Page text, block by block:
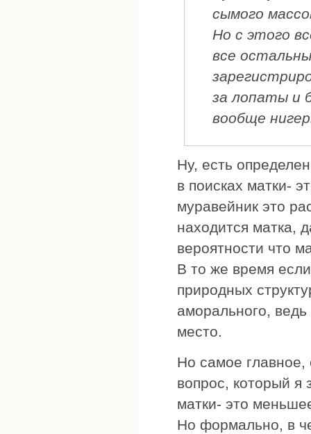
сымого
Но с этого
все
за лопаты и
вообще
Ну, есть
в поисках матки-
муравейник это
находится матка,
вероятности что
В то же время
природных
аморального,
место.
Но самое главное,
вопрос, который я
матки- это
Но формально, в